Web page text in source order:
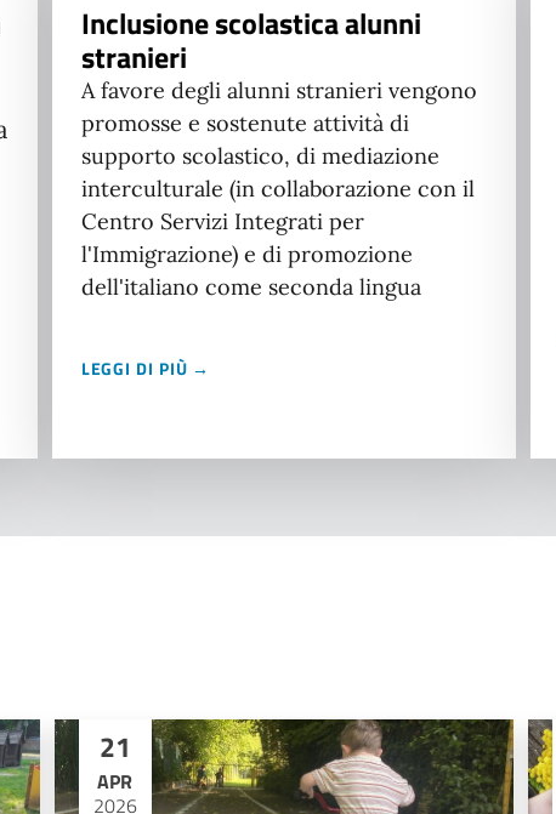
Inclusione scolastica alunni
stranieri
A favore degli alunni stranieri vengono
promosse e sostenute attività di
supporto scolastico, di mediazione
interculturale (in collaborazione con il
Centro Servizi Integrati per
l'Immigrazione) e di promozione
dell'italiano come seconda lingua
LEGGI DI PIÙ →
21
APR
2026